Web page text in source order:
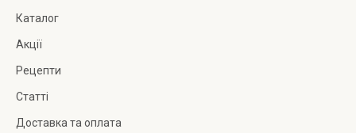
Каталог
Акції
Рецепти
Статті
Доставка та оплата